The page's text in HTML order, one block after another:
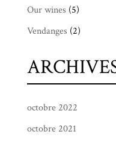
Our wines (5)
Vendanges (2)
octobre 2022
octobre 2021